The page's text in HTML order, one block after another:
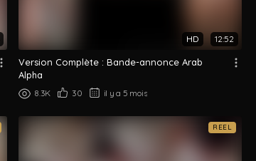
HD 12:52
Version Complète : Bande-annonce Arab
Alpha
8.3K 30 il y a 5 mois
REEL